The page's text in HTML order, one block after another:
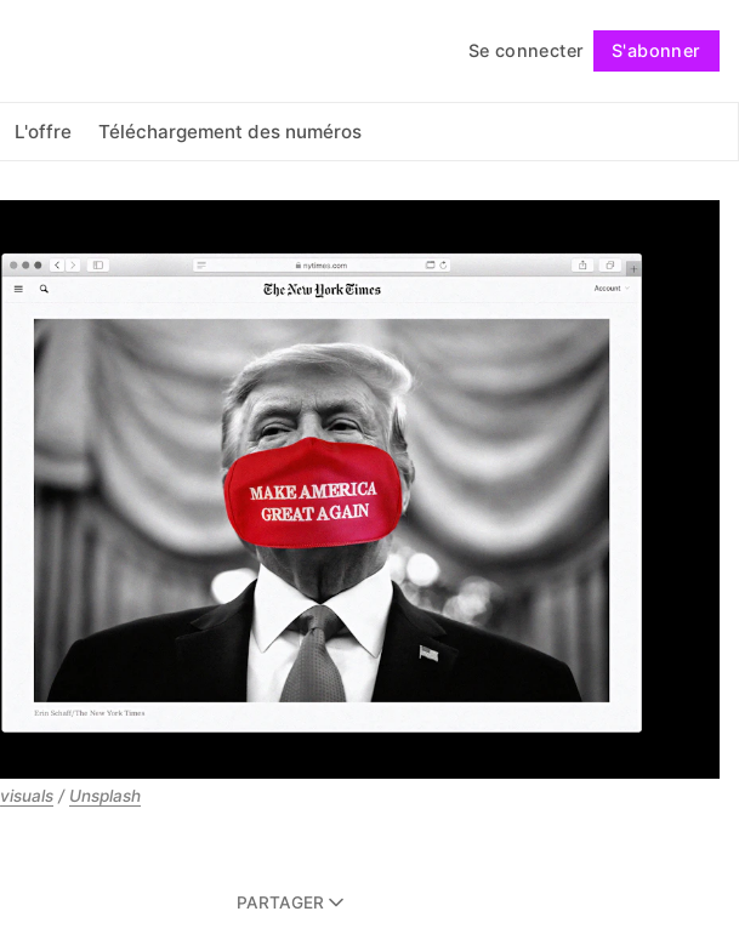
Se connecter S'abonner
L'offre Téléchargement des numéros
Suivre
visuals / Unsplash
PARTAGER